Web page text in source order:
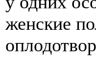
женские